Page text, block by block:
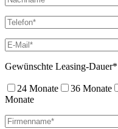
Gewünschte Leasing-Dauer*
24 Monate 36 Monate
Monate